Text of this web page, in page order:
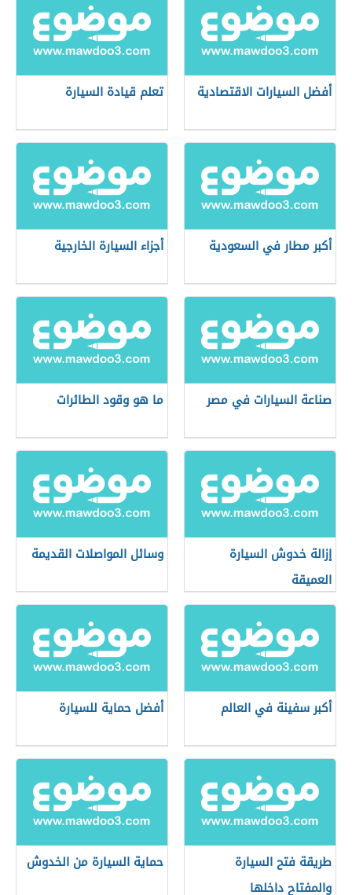
أفضل السيارات الاقتصادية تعلم قيادة السيارة
أكبر مطار في السعودية أجزاء السيارة الخارجية
صناعة السيارات في مصر ما هو وقود الطائرات
إزالة خدوش السيارة
العميقة
وسائل المواصلات القديمة
أكبر سفينة في العالم أفضل حماية للسيارة
طريقة فتح السيارة
والمفتاح داخلها
حماية السيارة من الخدوش